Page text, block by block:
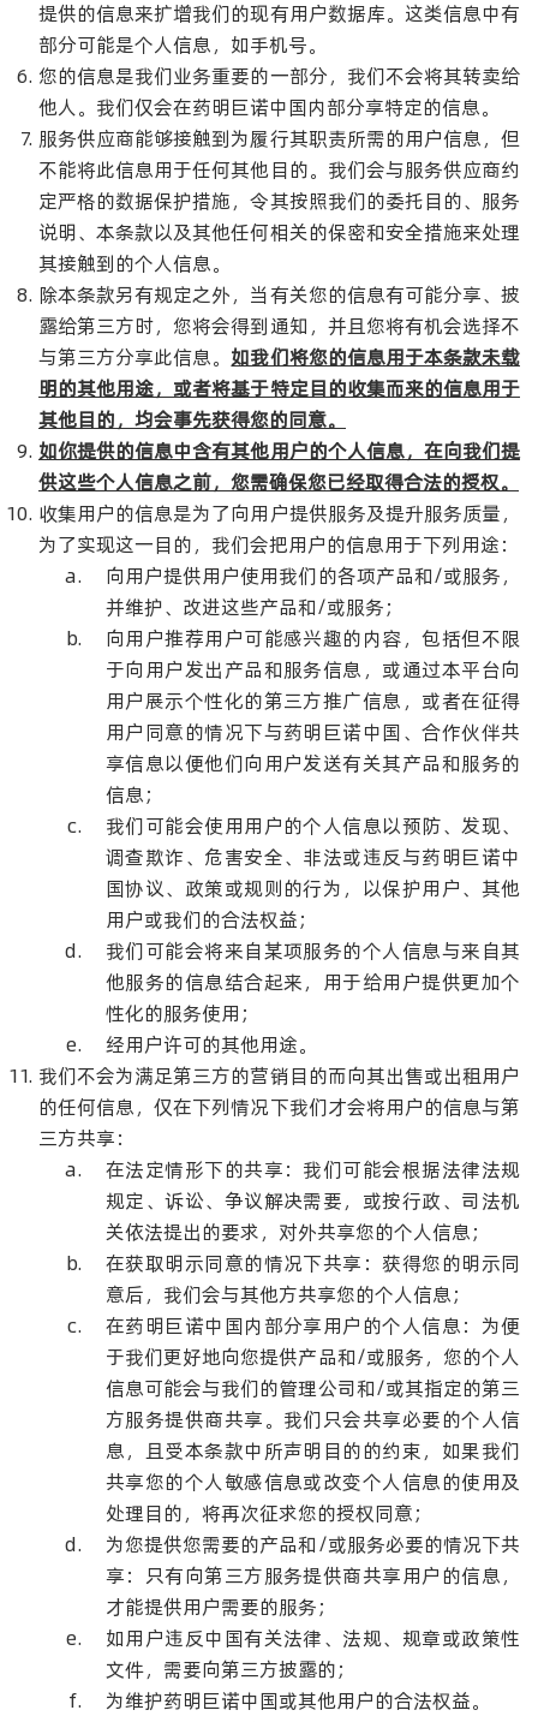
提供的信息来扩增我们的现有用户数据库。这类信息中有
部分可能是个人信息，如手机号。
您的信息是我们业务重要的一部分，我们不会将其转卖给
他人。我们仅会在药明巨诺中国内部分享特定的信息。
服务供应商能够接触到为履行其职责所需的用户信息，但
不能将此信息用于任何其他目的。我们会与服务供应商约
定严格的数据保护措施，令其按照我们的委托目的、服务
说明、本条款以及其他任何相关的保密和安全措施来处理
其接触到的个人信息。
除本条款另有规定之外，当有关您的信息有可能分享、披
露给第三方时，您将会得到通知，并且您将有机会选择不
与第三方分享此信息。 如我们将您的信息用于本条款未载
明的其他用途，或者将基于特定目的收集而来的信息用于
其他目的，均会事先获得您的同意。
如你提供的信息中含有其他用户的个人信息，在向我们提
供这些个人信息之前，您需确保您已经取得合法的授权。
收集用户的信息是为了向用户提供服务及提升服务质量，
为了实现这一目的，我们会把用户的信息用于下列用途：
向用户提供用户使用我们的各项产品和/或服务，
并维护、改进这些产品和/或服务；
向用户推荐用户可能感兴趣的内容，包括但不限
于向用户发出产品和服务信息，或通过本平台向
用户展示个性化的第三方推广信息，或者在征得
用户同意的情况下与药明巨诺中国、合作伙伴共
享信息以便他们向用户发送有关其产品和服务的
信息；
我们可能会使用用户的个人信息以预防、发现、
调查欺诈、危害安全、非法或违反与药明巨诺中
国协议、政策或规则的行为，以保护用户、其他
用户或我们的合法权益；
我们可能会将来自某项服务的个人信息与来自其
他服务的信息结合起来，用于给用户提供更加个
性化的服务使用；
经用户许可的其他用途。
我们不会为满足第三方的营销目的而向其出售或出租用户
的任何信息，仅在下列情况下我们才会将用户的信息与第
三方共享：
在法定情形下的共享：我们可能会根据法律法规
规定、诉讼、争议解决需要，或按行政、司法机
关依法提出的要求，对外共享您的个人信息；
在获取明示同意的情况下共享：获得您的明示同
意后，我们会与其他方共享您的个人信息；
在药明巨诺中国内部分享用户的个人信息：为便
于我们更好地向您提供产品和/或服务，您的个人
信息可能会与我们的管理公司和/或其指定的第三
方服务提供商共享。我们只会共享必要的个人信
息，且受本条款中所声明目的的约束，如果我们
共享您的个人敏感信息或改变个人信息的使用及
处理目的，将再次征求您的授权同意；
为您提供您需要的产品和/或服务必要的情况下共
享：只有向第三方服务提供商共享用户的信息，
才能提供用户需要的服务；
如用户违反中国有关法律、法规、规章或政策性
文件，需要向第三方披露的；
为维护药明巨诺中国或其他用户的合法权益。